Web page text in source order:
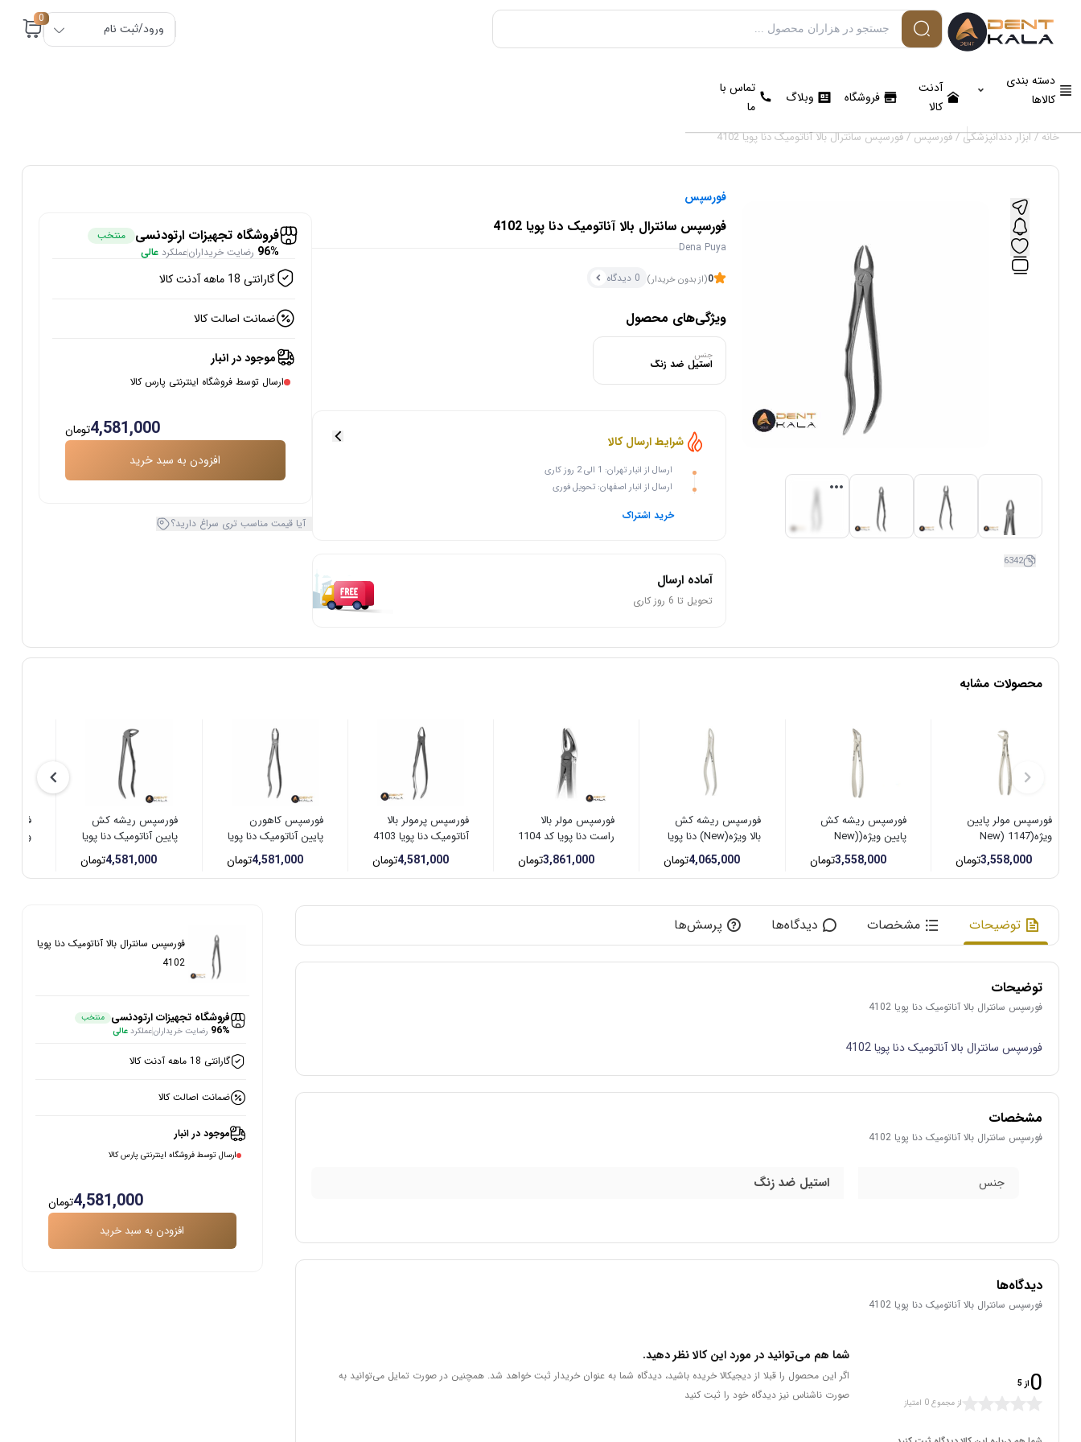
ورود/ثبت نام
0
دسته بندی
کالاها
آدنت
کالا
فروشگاه وبلاگ
تماس با
ما
خانه/ابزار دندانپزشکی/فورسپس/ فورسپس سانترال بالا آناتومیک دنا پویا 4102
6342
فورسپس
فورسپس سانترال بالا آناتومیک دنا پویا 4102
Dena Puya
0(از بدون خریدار) 0 دیدگاه
ویژگی‌های محصول
جنس
استیل ضد زنگ
شرایط ارسال کالا
ارسال از انبار تهران: 1 الی 2 روز کاری
ارسال از انبار اصفهان: تحویل فوری
خرید اشتراک
آماده ارسال
تحویل تا 6 روز کاری
فروشگاه تجهیزات ارتودنسی منتخب
96% رضایت خریدارانعملکردعالی
گارانتی 18 ماهه آدنت کالا
ضمانت اصالت کالا
موجود در انبار
ارسال توسط فروشگاه اینترنتی پارس کالا
افزودن به سبد خرید
4,581,000تومان
آیا قیمت مناسب تری سراغ دارید؟
محصولات مشابه
فورسپس مولر پایین
ویژه(New) 1147
3,558,000تومان
فورسپس ریشه کش
پایین ویژه(New)
1145
3,558,000تومان
فورسپس ریشه کش
بالا ویژه(New) دنا پویا
1135
4,065,000تومان
فورسپس مولر بالا
راست دنا پویا کد 1104
3,861,000تومان
فورسپس پرمولر بالا
آناتومیک دنا پویا 4103
4,581,000تومان
فورسپس کاهورن
پایین آناتومیک دنا پویا
4111
4,581,000تومان
فورسپس ریشه کش
پایین آناتومیک دنا پویا
4110
4,581,000تومان
ویژه بالا
توضیحات مشخصات دیدگاه‌ها پرسش‌ها
توضیحات
فورسپس سانترال بالا آناتومیک دنا پویا 4102
فورسپس سانترال بالا آناتومیک دنا پویا 4102
مشخصات
فورسپس سانترال بالا آناتومیک دنا پویا 4102
جنس استیل ضد زنگ
دیدگاه‌ها
فورسپس سانترال بالا آناتومیک دنا پویا 4102
0 از 5
از مجموع 0 امتیاز
شما هم می‌توانید در مورد این کالا نظر دهید.
اگر این محصول را قبلا از دیجیکالا خریده باشید، دیدگاه شما به عنوان خریدار ثبت خواهد شد. همچنین در صورت تمایل می‌توانید به
صورت ناشناس نیز دیدگاه خود را ثبت کنید
فورسپس سانترال بالا آناتومیک دنا پویا
4102
فروشگاه تجهیزات ارتودنسی منتخب
96% رضایت خریدارانعملکردعالی
گارانتی 18 ماهه آدنت کالا
ضمانت اصالت کالا
موجود در انبار
ارسال توسط فروشگاه اینترنتی پارس کالا
افزودن به سبد خرید
4,581,000تومان